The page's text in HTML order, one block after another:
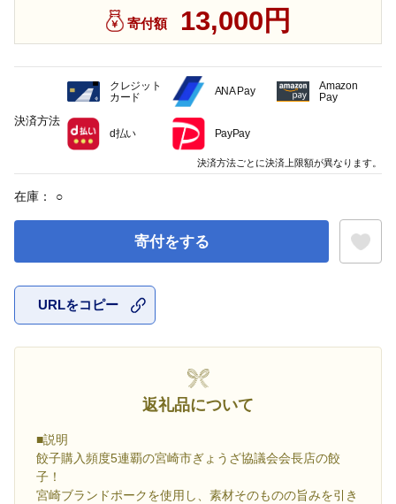
寄付額 13,000円
在庫： ○
寄付をする
URLをコピー
返礼品について
■説明
餃子購入頻度5連覇の宮崎市ぎょうざ協議会会長店の餃
子！
宮崎ブランドポークを使用し、素材そのものの旨みを引き
決済方法
クレジット
カード
ANA Pay
Amazon
Pay
d払い PayPay
決済方法ごとに決済上限額が異なります。